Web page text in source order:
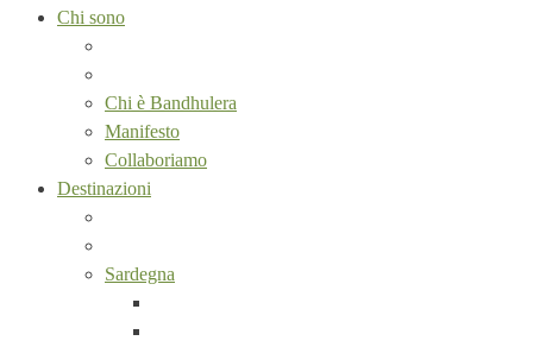
Chi sono
Chi è Bandhulera
Manifesto
Collaboriamo
Destinazioni
Sardegna